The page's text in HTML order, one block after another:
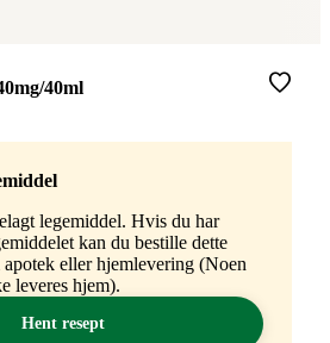
40ml
legemiddel. Hvis du har
kan du bestille dette
eller hjemlevering (Noen
leveres hjem).
Hent resept